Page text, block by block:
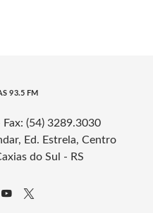
93.5 FM
Fax: (54) 3289.3030
Ed. Estrela, Centro
do Sul - RS